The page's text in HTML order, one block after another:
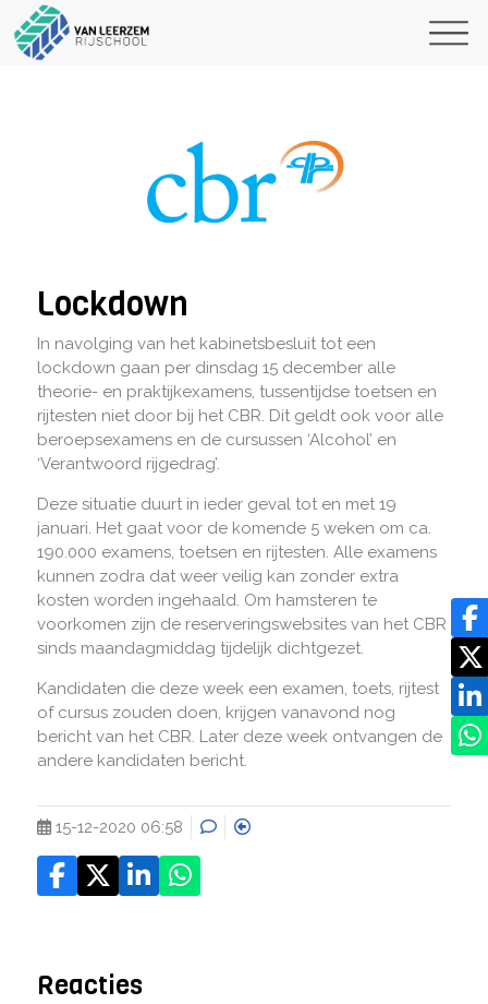
Lockdown
In navolging van het kabinetsbesluit tot een
lockdown gaan per dinsdag 15 december alle
theorie- en praktijkexamens, tussentijdse toetsen en
rijtesten niet door bij het CBR. Dit geldt ook voor alle
beroepsexamens en de cursussen ‘Alcohol’ en
‘Verantwoord rijgedrag’.
Deze situatie duurt in ieder geval tot en met 19
januari. Het gaat voor de komende 5 weken om ca.
190.000 examens, toetsen en rijtesten. Alle examens
kunnen zodra dat weer veilig kan zonder extra
kosten worden ingehaald. Om hamsteren te
voorkomen zijn de reserveringswebsites van het CBR
sinds maandagmiddag tijdelijk dichtgezet.
Kandidaten die deze week een examen, toets, rijtest
of cursus zouden doen, krijgen vanavond nog
bericht van het CBR. Later deze week ontvangen de
andere kandidaten bericht.
15-12-2020 06:58
Reacties